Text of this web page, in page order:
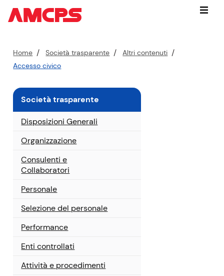
Vai
subito
contenuto
cerca
nel
navigazione
contestuale
piede
Menu
P
e
c
r
Home Società trasparente
Altri contenuti
Accesso civico
Società trasparente
Disposizioni Generali
Organizzazione
Consulenti e
Collaboratori
Personale
Selezione del personale
Performance
Enti controllati
Attività e procedimenti